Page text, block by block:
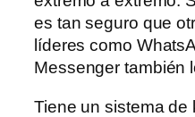
es tan seguro que
líderes como
Messenger también
Tiene un sistema de